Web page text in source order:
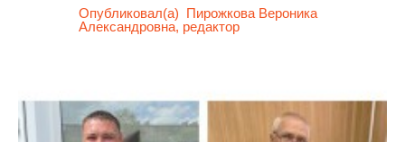
Опубликовал(а) Пирожкова Вероника
Александровна, редактор